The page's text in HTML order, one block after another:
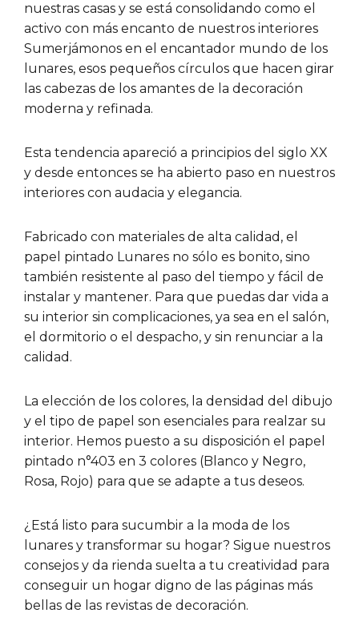
nuestras casas y se está consolidando como el
activo con más encanto de nuestros interiores
Sumerjámonos en el encantador mundo de los
lunares, esos pequeños círculos que hacen girar
las cabezas de los amantes de la decoración
moderna y refinada.
Esta tendencia apareció a principios del siglo XX
y desde entonces se ha abierto paso en nuestros
interiores con audacia y elegancia.
Fabricado con materiales de alta calidad, el
papel pintado Lunares no sólo es bonito, sino
también resistente al paso del tiempo y fácil de
instalar y mantener. Para que puedas dar vida a
su interior sin complicaciones, ya sea en el salón,
el dormitorio o el despacho, y sin renunciar a la
calidad.
La elección de los colores, la densidad del dibujo
y el tipo de papel son esenciales para realzar su
interior. Hemos puesto a su disposición el papel
pintado n°403 en 3 colores (Blanco y Negro,
Rosa, Rojo) para que se adapte a tus deseos.
¿Está listo para sucumbir a la moda de los
lunares y transformar su hogar? Sigue nuestros
consejos y da rienda suelta a tu creatividad para
conseguir un hogar digno de las páginas más
bellas de las revistas de decoración.